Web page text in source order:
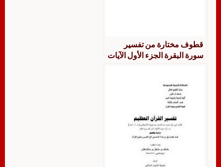
قطوف مختارة من تفسير
سورة البقرة الجزء الأول الآيات